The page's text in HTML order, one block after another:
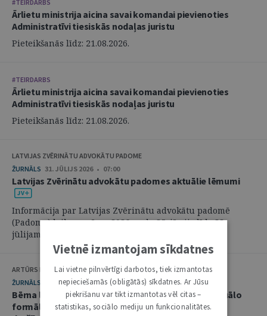
#TEIRDARBS
Ārlietu ministrija aicina savai komandai pievienoties
Administratīvi tiesiskās nodaļas juristu
Pieteikšanās līdz: 21.08.2026.
#TEIRDARBS
Ārlietu ministrija aicina savai komandai pievienoties
Administratīvi tiesiskās nodaļas juristu
Pieteikšanās līdz: 21.08.2026.
LATVIJAS ZVĒRINĀTU ADVOKĀTU PADOME
ŽURNĀLS 31. JŪLIJS 2026 • 07:00
Latvijas Zvērinātu advokātu padomes aktuālie lēmumi
Informācija par Latvijas Zvērinātu advokātu padomē
(Padome) laikposmā no 2026. gada 25. jūnija līdz 28.
jūlijam pieņemtajiem lēmumiem. ...
ARTŪRS KURBATOVS, INGA KUDEIKINA, MARTA URBĀNE
ŽURNĀLS
29. JŪLIJS 2026 • 08:00
Bērna labākās intereses civilprocesā: starp procesuālo
formālismu un pienākumu nekavējoties reaģēt uz
Vietnē izmantojam sīkdatnes
Lai vietne pilnvērtīgi darbotos, tiek izmantotas
nepieciešamās (obligātās) sīkdatnes. Ar Jūsu
piekrišanu var tikt izmantotas vēl citas –
statistikas, sociālo mediju un funkcionalitātes.